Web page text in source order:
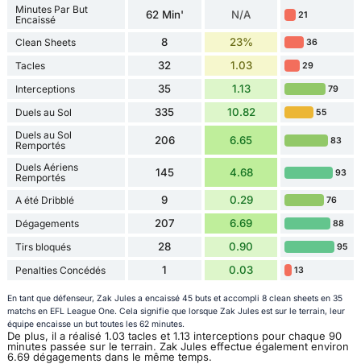
Minutes Par But
Encaissé
62 Min' N/A 21
Clean Sheets 8 23% 36
Tacles 32 1.03 29
Interceptions 35 1.13 79
Duels au Sol 335 10.82 55
Duels au Sol
Remportés
206 6.65 83
Duels Aériens
Remportés
145 4.68 93
A été Dribblé 9 0.29 76
Dégagements 207 6.69 88
Tirs bloqués 28 0.90 95
Penalties Concédés 1 0.03 13
En tant que défenseur, Zak Jules a encaissé 45 buts et accompli 8 clean sheets en 35
matchs en EFL League One. Cela signifie que lorsque Zak Jules est sur le terrain, leur
équipe encaisse un but toutes les 62 minutes.
De plus, il a réalisé 1.03 tacles et 1.13 interceptions pour chaque 90
minutes passée sur le terrain. Zak Jules effectue également environ
6.69 dégagements dans le même temps.